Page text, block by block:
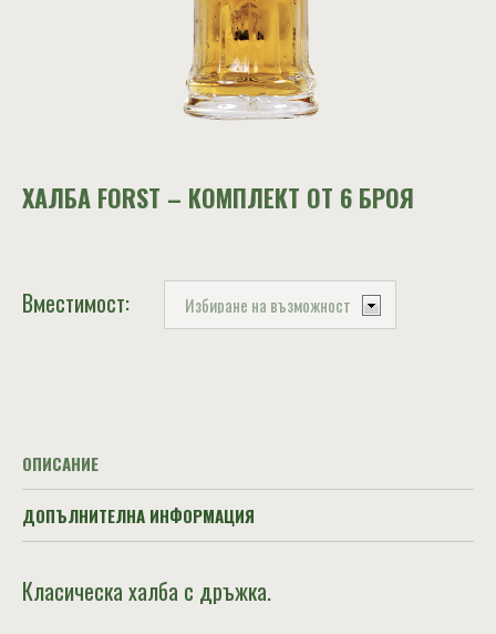
ХАЛБА FORST – КОМПЛЕКТ ОТ 6 БРОЯ
Вместимост:
ОПИСАНИЕ
ДОПЪЛНИТЕЛНА ИНФОРМАЦИЯ
Класическа халба с дръжка.